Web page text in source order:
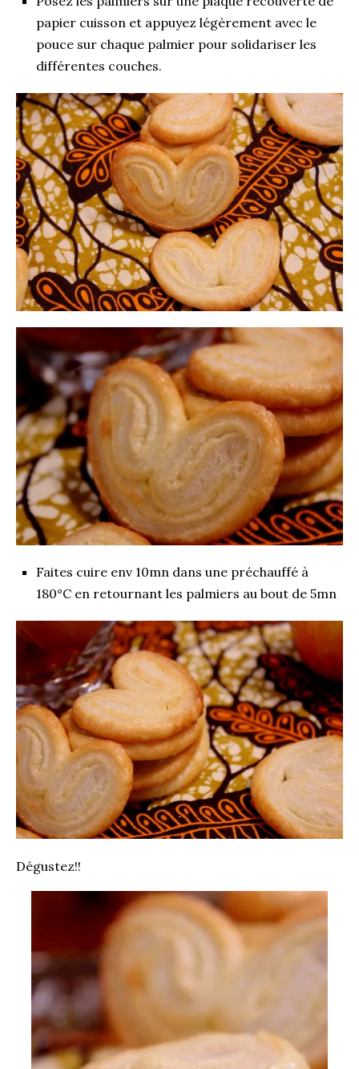
papier cuisson et appuyez légèrement avec le
pouce sur chaque palmier pour solidariser les
différentes couches.
Faites cuire env 10mn dans une préchauffé à
180°C en retournant les palmiers au bout de 5mn
Dégustez!!